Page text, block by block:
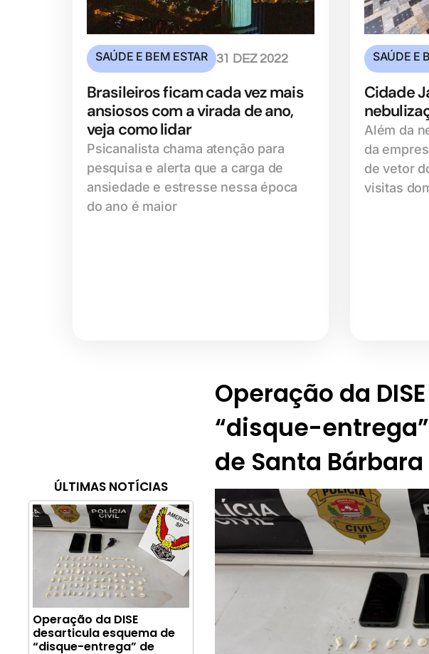
SAÚDE E BEM ESTAR 31 DEZ 2022
Brasileiros ficam cada vez mais
ansiosos com a virada de ano,
veja como lidar
Psicanalista chama atenção para
pesquisa e alerta que a carga de
ansiedade e estresse nessa época
do ano é maior
SAÚDE E
Cidade
Além da
da
de vetor
visitas
ÚLTIMAS NOTÍCIAS
Operação da DISE
desarticula esquema de
“disque-entrega” de
Operação da
“disque-
de Santa Bárbara